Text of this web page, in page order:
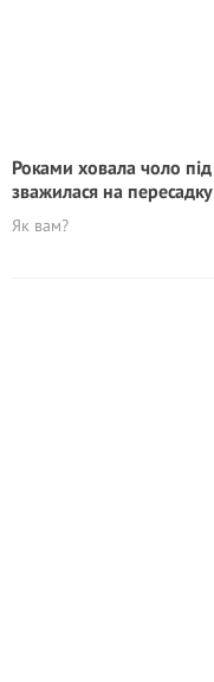
Роками ховала чоло під
зважилася на пepeсадкy
Як вам?